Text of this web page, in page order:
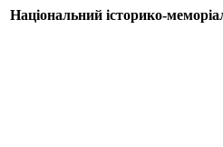
Національний історико-